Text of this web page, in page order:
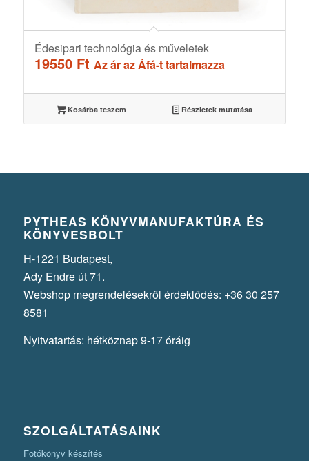
Édesipari technológia és műveletek
19550 Ft Az ár az Áfá-t tartalmazza
Kosárba teszem Részletek mutatása
PYTHEAS KÖNYVMANUFAKTÚRA ÉS
KÖNYVESBOLT
H-1221 Budapest,
Ady Endre út 71.
Webshop megrendelésekről érdeklődés: +36 30 257
8581
Nyitvatartás: hétköznap 9-17 óráig
SZOLGÁLTATÁSAINK
Fotókönyv készítés